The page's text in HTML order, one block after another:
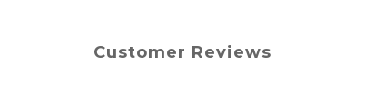
Customer Reviews